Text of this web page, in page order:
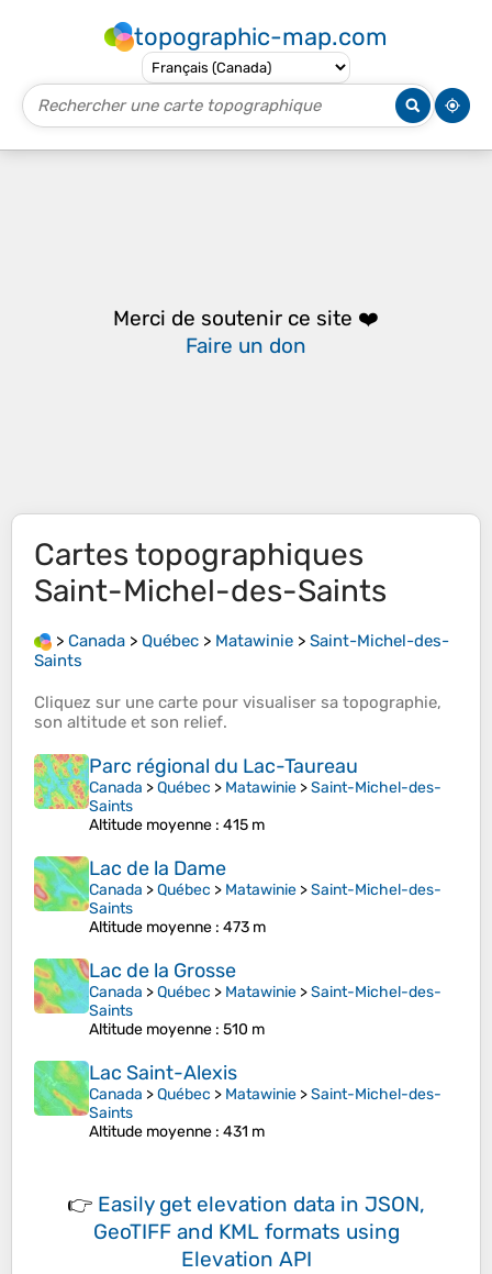
topographic-map.com
Merci de soutenir ce site ❤️
Faire un don
Cartes topographiques
Saint-Michel-des-Saints
> Canada > Québec > Matawinie > Saint-Michel-des-
Saints
Cliquez sur une carte pour visualiser sa topographie,
son altitude et son relief.
Parc régional du Lac-Taureau
Canada >Québec > Matawinie >Saint-Michel-des-
Saints
Altitude moyenne : 415 m
Lac de la Dame
Canada >Québec > Matawinie >Saint-Michel-des-
Saints
Altitude moyenne : 473 m
Lac de la Grosse
Canada >Québec > Matawinie >Saint-Michel-des-
Saints
Altitude moyenne : 510 m
Lac Saint-Alexis
Canada >Québec > Matawinie >Saint-Michel-des-
Saints
Altitude moyenne : 431 m
👉 Easily get elevation data in JSON,
GeoTIFF and KML formats using
Elevation API